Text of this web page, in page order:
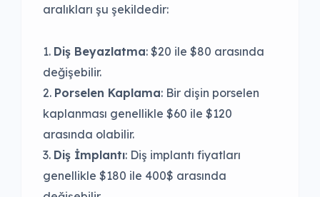
aralıkları şu şekildedir:
Diş Beyazlatma: $20 ile $80 arasında
değişebilir.
Porselen Kaplama: Bir dişin porselen
kaplanması genellikle $60 ile $120
arasında olabilir.
Diş İmplantı: Diş implantı fiyatları
genellikle $180 ile 400$ arasında